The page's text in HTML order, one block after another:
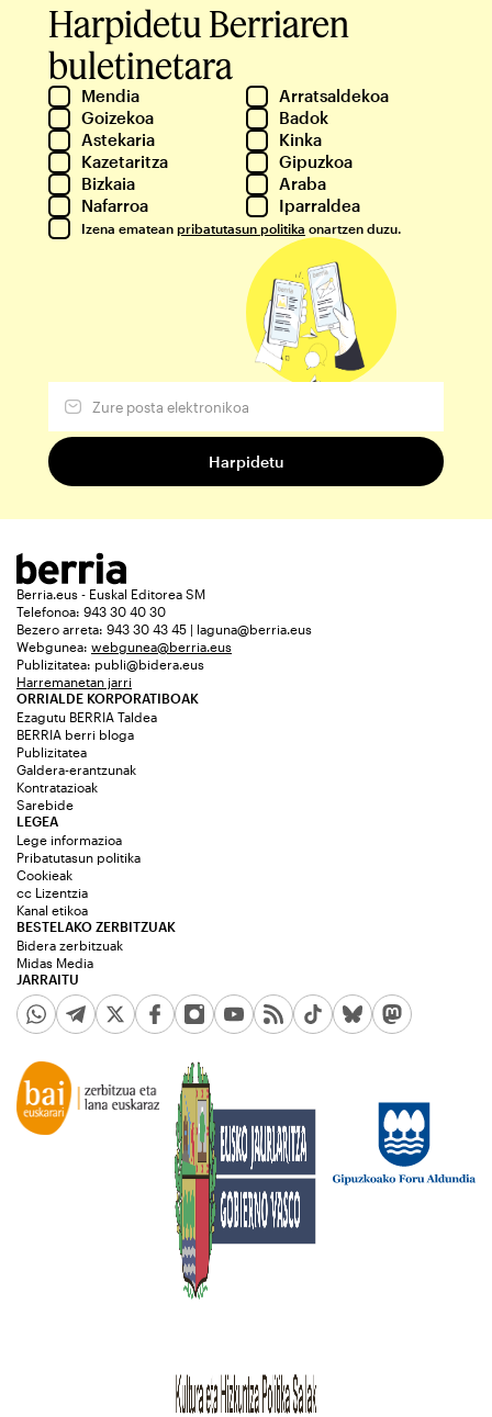
Harpidetu Berriaren
buletinetara
Mendia
Arratsaldekoa
Goizekoa
Badok
Astekaria
Kinka
Kazetaritza
Gipuzkoa
Bizkaia
Araba
Nafarroa
Iparraldea
Izena ematean pribatutasun politika onartzen duzu.
Berria.eus - Euskal Editorea SM
Telefonoa: 943 30 40 30
Bezero arreta: 943 30 43 45 | laguna@berria.eus
Webgunea: webgunea@berria.eus
Publizitatea: publi@bidera.eus
Harremanetan jarri
ORRIALDE KORPORATIBOAK
Ezagutu BERRIA Taldea
BERRIA berri bloga
Publizitatea
Galdera-erantzunak
Kontratazioak
Sarebide
JARRAITU
LEGEA
Lege informazioa
Pribatutasun politika
Cookieak
cc Lizentzia
Kanal etikoa
BESTELAKO ZERBITZUAK
Bidera zerbitzuak
Midas Media